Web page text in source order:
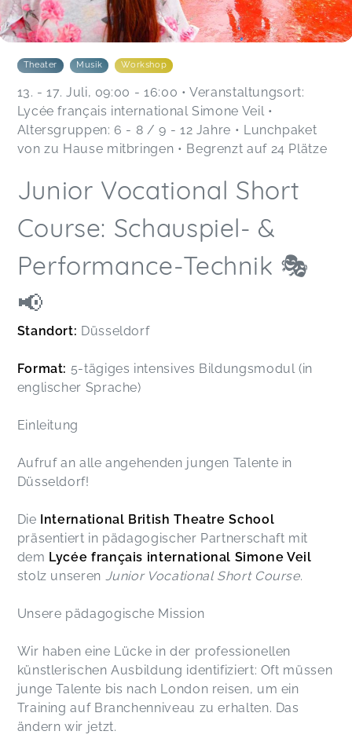
Theater Musik Workshop
13. - 17. Juli, 09:00 - 16:00 • Veranstaltungsort:
Lycée français international Simone Veil •
Altersgruppen: 6 - 8 / 9 - 12 Jahre • Lunchpaket
von zu Hause mitbringen • Begrenzt auf 24 Plätze
Junior Vocational Short
Course: Schauspiel- &
Performance-Technik 🎭
📢
Standort: Düsseldorf
Format: 5-tägiges intensives Bildungsmodul (in
englischer Sprache)
Einleitung
Aufruf an alle angehenden jungen Talente in
Düsseldorf!
Die International British Theatre School
präsentiert in pädagogischer Partnerschaft mit
dem Lycée français international Simone Veil
stolz unseren Junior Vocational Short Course.
Unsere pädagogische Mission
Wir haben eine Lücke in der professionellen
künstlerischen Ausbildung identifiziert: Oft müssen
junge Talente bis nach London reisen, um ein
Training auf Branchenniveau zu erhalten. Das
ändern wir jetzt.